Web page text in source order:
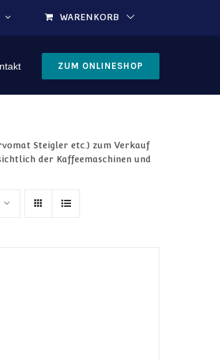
WARENKORB
ZUM ONLINESHOP
Steigler etc.) zum Verkauf
der Kaffeemaschinen und